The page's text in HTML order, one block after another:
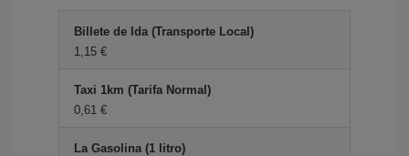
Billete de Ida (Transporte Local)
1,15 €
Taxi 1km (Tarifa Normal)
0,61 €
La Gasolina (1 litro)